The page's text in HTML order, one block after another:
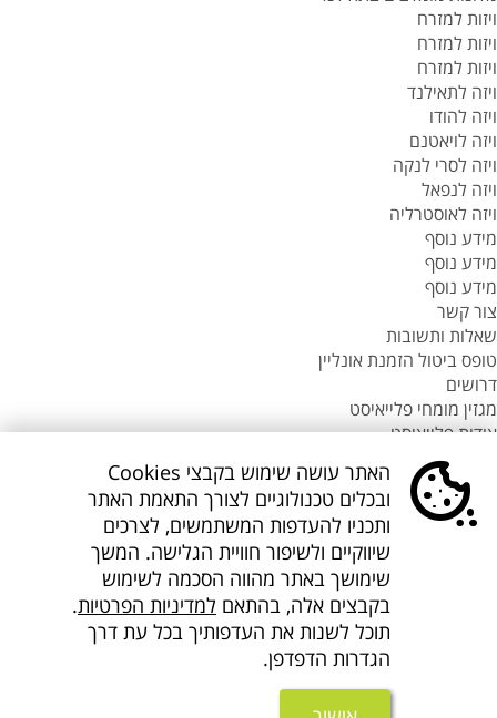
ויזות למזרח
ויזות למזרח
ויזות למזרח
ויזה לתאילנד
ויזה להודו
ויזה לויאטנם
ויזה לסרי לנקה
ויזה לנפאל
ויזה לאוסטרליה
מידע נוסף
מידע נוסף
מידע נוסף
צור קשר
שאלות ותשובות
טופס ביטול הזמנת אונליין
דרושים
מגזין מומחי פלייאיסט
אודות פלייאיסט
סניפי flyeast בעולם
סניפי flyeast בעולם
סניף flyeast תאילנד
קישורים נוספים
הצהרת מדיניות ופרטיות
הצהרת נגישות
האתר עושה שימוש בקבצי Cookies
ובכלים טכנולוגיים לצורך התאמת האתר
ותכניו להעדפות המשתמשים, לצרכים
שיווקיים ולשיפור חוויית הגלישה. המשך
שימושך באתר מהווה הסכמה לשימוש
בקבצים אלה, בהתאם למדיניות הפרטיות.
תוכל לשנות את העדפותיך בכל עת דרך
הגדרות הדפדפן.